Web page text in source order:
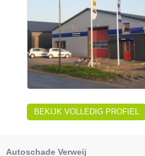
BEKIJK VOLLEDIG PROFIEL
Autoschade Verweij